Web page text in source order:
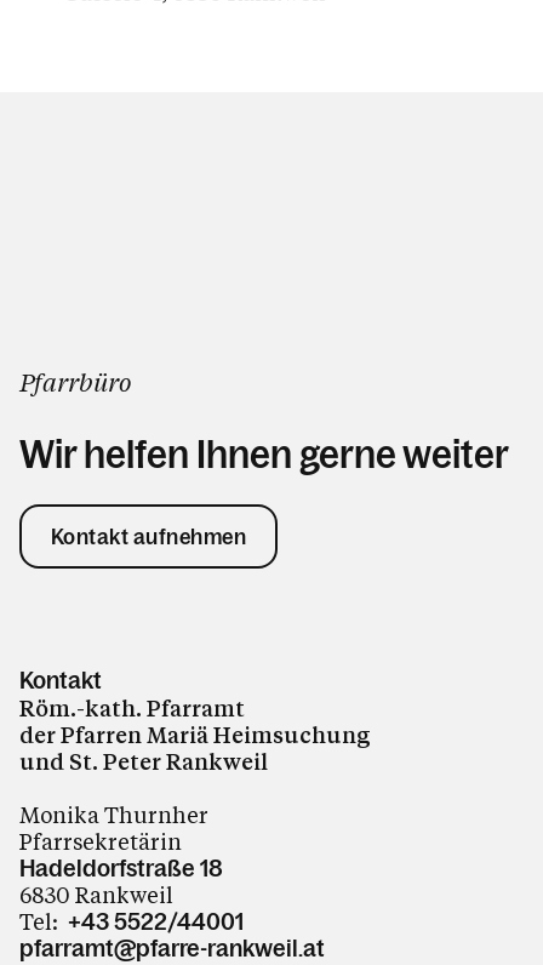
Pfarrbüro
Wir helfen Ihnen gerne weiter
Kontakt aufnehmen
Kontakt
Röm.-kath. Pfarramt
der Pfarren Mariä Heimsuchung
und St. Peter Rankweil
Monika Thurnher
Pfarrsekretärin
Hadeldorfstraße 18
6830 Rankweil
Tel: +43 5522/44001
pfarramt@pfarre-rankweil.at